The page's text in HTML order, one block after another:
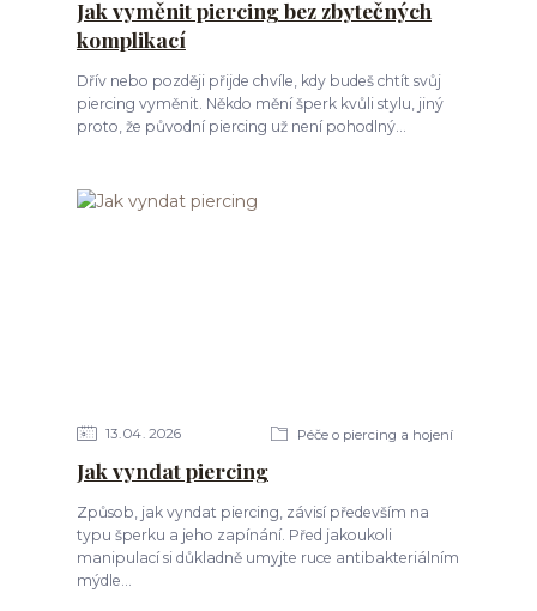
Jak vyměnit piercing bez zbytečných
komplikací
Dřív nebo později přijde chvíle, kdy budeš chtít svůj
piercing vyměnit. Někdo mění šperk kvůli stylu, jiný
proto, že původní piercing už není pohodlný...
13 04 2026 Péče o piercing a hojení
Jak vyndat piercing
Způsob, jak vyndat piercing, závisí především na
typu šperku a jeho zapínání. Před jakoukoli
manipulací si důkladně umyjte ruce antibakteriálním
mýdle...